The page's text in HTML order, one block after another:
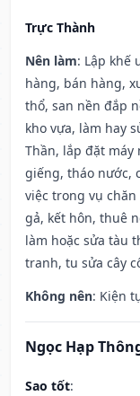
Trực Thành
Nên làm: Lập khế
hàng, bán hàng,
thổ, san nền đắp
kho vựa, làm hay
Thần, lắp đặt máy
giếng, tháo nước,
việc trong vụ
gả, kết hôn, thuê
làm hoặc sửa tàu
tranh, tu sửa cây
Không nên: Kiện
Ngọc Hạp
Sao tốt: